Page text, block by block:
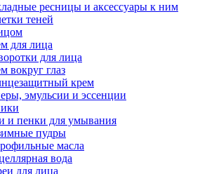
ресницы и аксессуары к ним
теней
для лица
для лица
вокруг глаз
крем
эмульсии и эссенции
и пенки для умывания
пудры
масла
вода
для лица